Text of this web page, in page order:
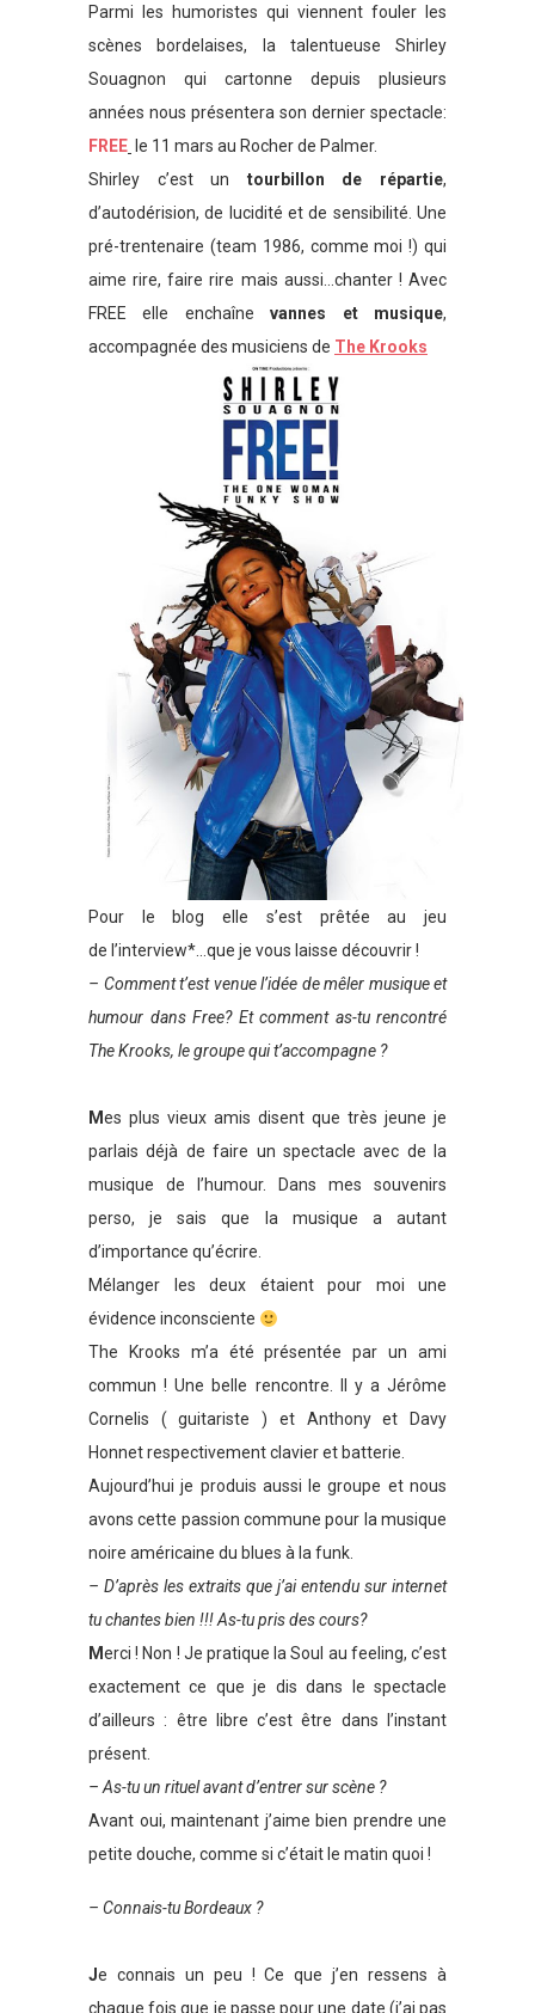
Parmi les humoristes qui viennent fouler les
scènes bordelaises, la talentueuse Shirley
Souagnon qui cartonne depuis plusieurs
années nous présentera son dernier spectacle:
FREE le 11 mars au Rocher de Palmer.
Shirley c’est un tourbillon de répartie,
d’autodérision, de lucidité et de sensibilité. Une
pré-trentenaire (team 1986, comme moi !) qui
aime rire, faire rire mais aussi…chanter ! Avec
FREE elle enchaînevannes et musique,
accompagnée des musiciens de The Krooks
Pour le blog elle s’est prêtée au jeu
de l’interview*…que je vous laisse découvrir !
– Comment t’est venue l’idée de mêler musique et
humour dans Free? Et comment as-tu rencontré
The Krooks, le groupe qui t’accompagne ?
Mes plus vieux amis disent que très jeune je
parlais déjà de faire un spectacle avec de la
musique de l’humour. Dans mes souvenirs
perso, je sais que la musique a autant
d’importance qu’écrire.
Mélanger les deux étaient pour moi une
évidence inconsciente
The Krooks m’a été présentée par un ami
commun ! Une belle rencontre. Il y a Jérôme
Cornelis ( guitariste ) et Anthony et Davy
Honnet respectivement clavier et batterie.
Aujourd’hui je produis aussi le groupe et nous
avons cette passion commune pour la musique
noire américaine du blues à la funk.
– D’après les extraits que j’ai entendu sur internet
tu chantes bien !!! As-tu pris des cours?
Merci ! Non ! Je pratique la Soul au feeling, c’est
exactement ce que je dis dans le spectacle
d’ailleurs : être libre c’est être dans l’instant
présent.
– As-tu un rituel avant d’entrer sur scène ?
Avant oui, maintenant j’aime bien prendre une
petite douche, comme si c’était le matin quoi !
– Connais-tu Bordeaux ?
Je connais un peu ! Ce que j’en ressens à
chaque fois que je passe pour une date (j’ai pas